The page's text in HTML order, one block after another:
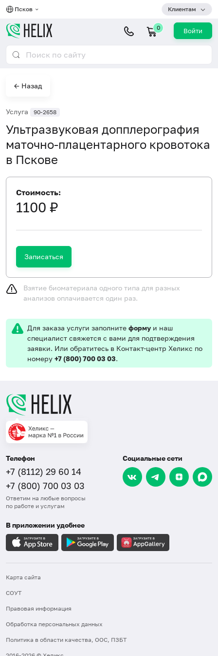
Псков Клиентам
0 Войти
← Назад
Услуга 90-2658
Ультразвуковая допплерография
маточно-плацентарного кровотока
в Пскове
Стоимость:
1100 ₽
Записаться
Взятие биоматериала одного типа для разных
анализов оплачивается один раз.
Для заказа услуги заполните форму и наш
специалист свяжется с вами для подтверждения
заявки. Или обратитесь в Контакт-центр Хеликс по
номеру +7 (800) 700 03 03.
Телефон
+7 (8112) 29 60 14
+7 (800) 700 03 03
Ответим на любые вопросы
по работе и услугам
Социальные сети
В приложении удобнее
Карта сайта
СОУТ
Правовая информация
Обработка персональных данных
Политика в области качества, ООС, ПЗБТ